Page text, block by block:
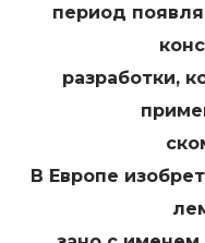
период
разработки,
В Европе